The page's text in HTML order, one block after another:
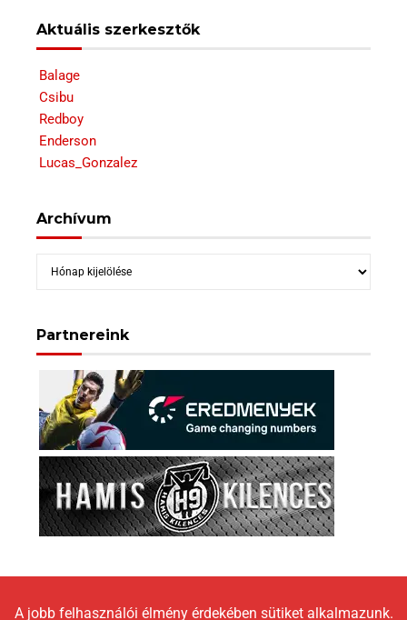
Aktuális szerkesztők
Balage
Csibu
Redboy
Enderson
Lucas_Gonzalez
Archívum
Archívum
Partnereink